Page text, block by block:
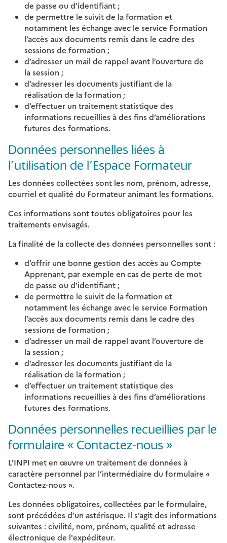
de passe ou d’identifiant ;
de permettre le suivit de la formation et
notamment les échange avec le service Formation
l’accès aux documents remis dans le cadre des
sessions de formation ;
d’adresser un mail de rappel avant l’ouverture de
la session ;
d’adresser les documents justifiant de la
réalisation de la formation ;
d’effectuer un traitement statistique des
informations recueillies à des fins d’améliorations
futures des formations.
Données personnelles liées à
l’utilisation de l’Espace Formateur
Les données collectées sont les nom, prénom, adresse,
courriel et qualité du Formateur animant les formations.
Ces informations sont toutes obligatoires pour les
traitements envisagés.
La finalité de la collecte des données personnelles sont :
d’offrir une bonne gestion des accès au Compte
Apprenant, par exemple en cas de perte de mot
de passe ou d’identifiant ;
de permettre le suivit de la formation et
notamment les échange avec le service Formation
l’accès aux documents remis dans le cadre des
sessions de formation ;
d’adresser un mail de rappel avant l’ouverture de
la session ;
d’adresser les documents justifiant de la
réalisation de la formation ;
d’effectuer un traitement statistique des
informations recueillies à des fins d’améliorations
futures des formations.
Données personnelles recueillies par le
formulaire « Contactez-nous »
L’INPI met en œuvre un traitement de données à
caractère personnel par l’intermédiaire du formulaire «
Contactez-nous ».
Les données obligatoires, collectées par le formulaire,
sont précédées d’un astérisque. Il s’agit des informations
suivantes : civilité, nom, prénom, qualité et adresse
électronique de l'expéditeur.